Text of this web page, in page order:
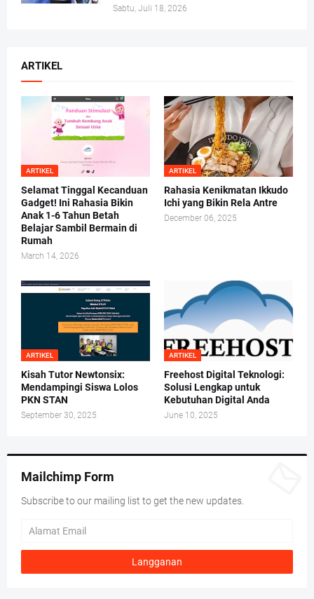
Sabtu, Juli 18, 2026
ARTIKEL
ARTIKEL
Selamat Tinggal Kecanduan
Gadget! Ini Rahasia Bikin
Anak 1-6 Tahun Betah
Belajar Sambil Bermain di
Rumah
March 14, 2026
ARTIKEL
Rahasia Kenikmatan Ikkudo
Ichi yang Bikin Rela Antre
December 06, 2025
ARTIKEL
Kisah Tutor Newtonsix:
Mendampingi Siswa Lolos
PKN STAN
September 30, 2025
ARTIKEL
Freehost Digital Teknologi:
Solusi Lengkap untuk
Kebutuhan Digital Anda
June 10, 2025
Mailchimp Form
Subscribe to our mailing list to get the new updates.